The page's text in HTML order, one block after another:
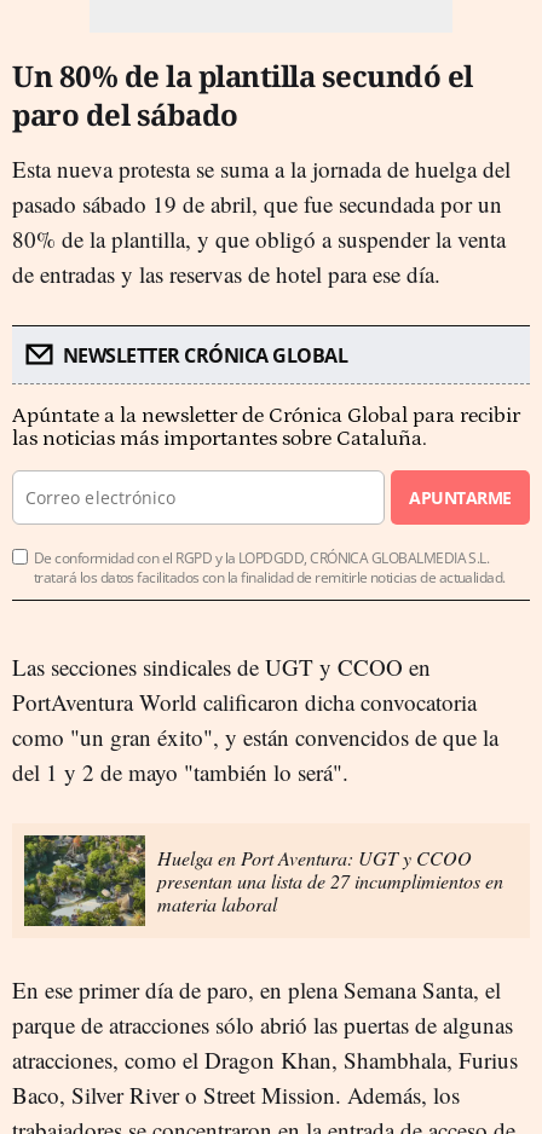
Un 80% de la plantilla secundó el
paro del sábado
Esta nueva protesta se suma a la jornada de huelga del
pasado sábado 19 de abril, que fue secundada por un
80% de la plantilla, y que obligó a suspender la venta
de entradas y las reservas de hotel para ese día.
NEWSLETTER CRÓNICA GLOBAL
Apúntate a la newsletter de Crónica Global para recibir
las noticias más importantes sobre Cataluña.
APUNTARME
De conformidad con el RGPD y la LOPDGDD, CRÓNICA GLOBALMEDIA S.L.
tratará los datos facilitados con la finalidad de remitirle noticias de actualidad.
Las secciones sindicales de UGT y CCOO en
PortAventura World calificaron dicha convocatoria
como "un gran éxito", y están convencidos de que la
del 1 y 2 de mayo "también lo será".
Huelga en Port Aventura: UGT y CCOO
presentan una lista de 27 incumplimientos en
materia laboral
En ese primer día de paro, en plena Semana Santa, el
parque de atracciones sólo abrió las puertas de algunas
atracciones, como el Dragon Khan, Shambhala, Furius
Baco, Silver River o Street Mission. Además, los